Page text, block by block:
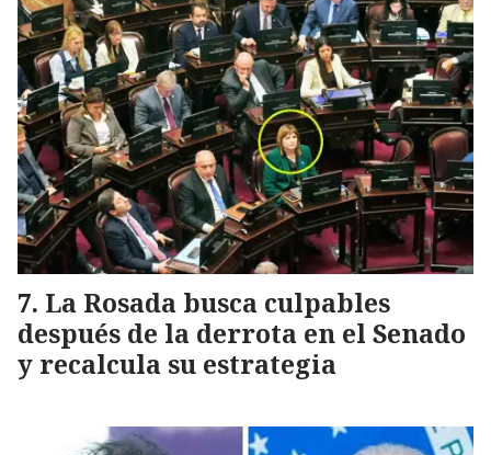
La Rosada busca culpables
después de la derrota en el Senado
y recalcula su estrategia